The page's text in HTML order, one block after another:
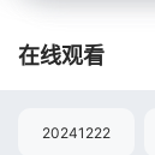
在线观看
20241222